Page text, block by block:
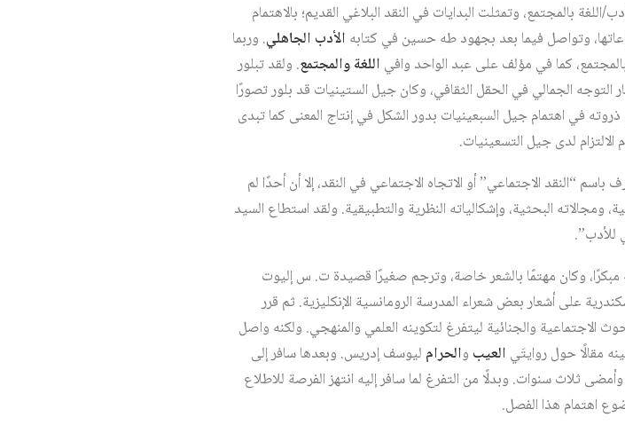
اللغة بالمجتمع، وتمثلت البدايات في النقد البلاغي القديم؛ بالاهتمام
وتواصل فيما بعد بجهود طه حسين في كتابه الأدب الجاهلي. وربما
بالمجتمع، كما في مؤلف على عبد الواحد وافي اللغة والمجتمع. ولقد تبلور
الجمالي في الحقل الثقافي، وكان جيل الستينيات قد بلور تصورًا
في اهتمام جيل السبعينيات بدور الشكل في إنتاج المعنى كما تبدى
لدى جيل التسعينيات.
“النقد الاجتماعي” أو الاتجاه الاجتماعي في النقد، إلا أن أحدًا لم
ومجالاته البحثية، وإشكالياته النظرية والتطبيقية. ولقد استطاع السيد
للأدب”.
مبكرًا، وكان مهتمًا بالشعر خاصة، وترجم صغيرًا قصيدة ت. س إليوت
على أشعار بعض شعراء المدرسة الرومانسية الإنكليزية. ثم قرر
الاجتماعية والجنائية ليتفرغ لتكوينه العلمي والمنهجي. ولكنه واصل
مقالًا حول روايتَي العيب والحرام ليوسف إدريس. وبعدها سافر إلى
ثلاث سنوات. وبدلًا من التفرغ لما سافر إليه انتهز الفرصة للاطلاع
اهتمام هذا الفصل.